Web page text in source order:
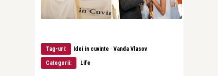
Tag-uri: Idei in cuvinte · Vanda Vlasov
Categorii: Life